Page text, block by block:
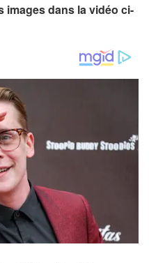
images dans la vidéo ci-